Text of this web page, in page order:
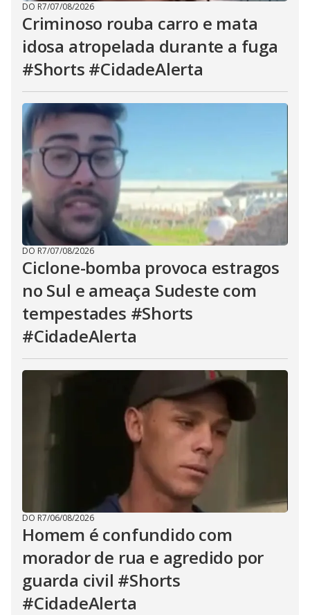
DO R7/07/08/2026
Criminoso rouba carro e mata
idosa atropelada durante a fuga
#Shorts #CidadeAlerta
DO R7/07/08/2026
Ciclone-bomba provoca estragos
no Sul e ameaça Sudeste com
tempestades #Shorts
#CidadeAlerta
DO R7/06/08/2026
Homem é confundido com
morador de rua e agredido por
guarda civil #Shorts
#CidadeAlerta